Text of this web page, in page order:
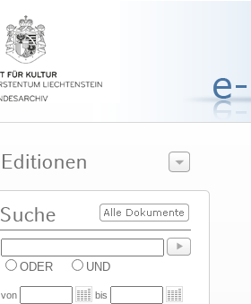
ODER UND
von bis